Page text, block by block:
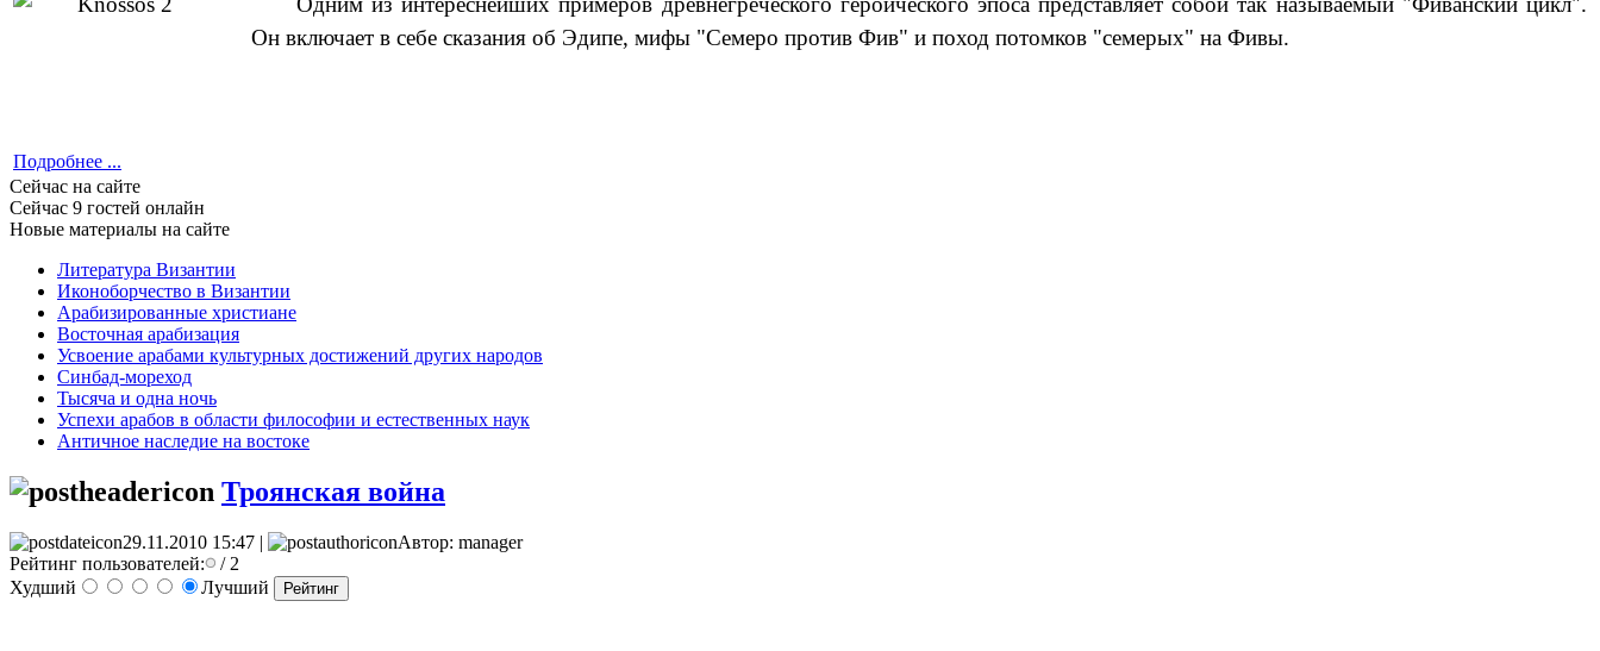
Он включает в себе сказания об Эдипе, мифы "Семеро против Фив" и поход потомков "семерых" на Фивы.
Подробнее ...
Сейчас на сайте
Сейчас 9 гостей онлайн
Новые материалы на сайте
Литература Византии
Иконоборчество в Византии
Арабизированные христиане
Восточная арабизация
Усвоение арабами культурных достижений других народов
Синбад-мореход
Тысяча и одна ночь
Успехи арабов в области философии и естественных наук
Античное наследие на востоке
Троянская война
29.11.2010 15:47 |
Автор: manager
Рейтинг пользователей:
/ 2
Худший
Лучший